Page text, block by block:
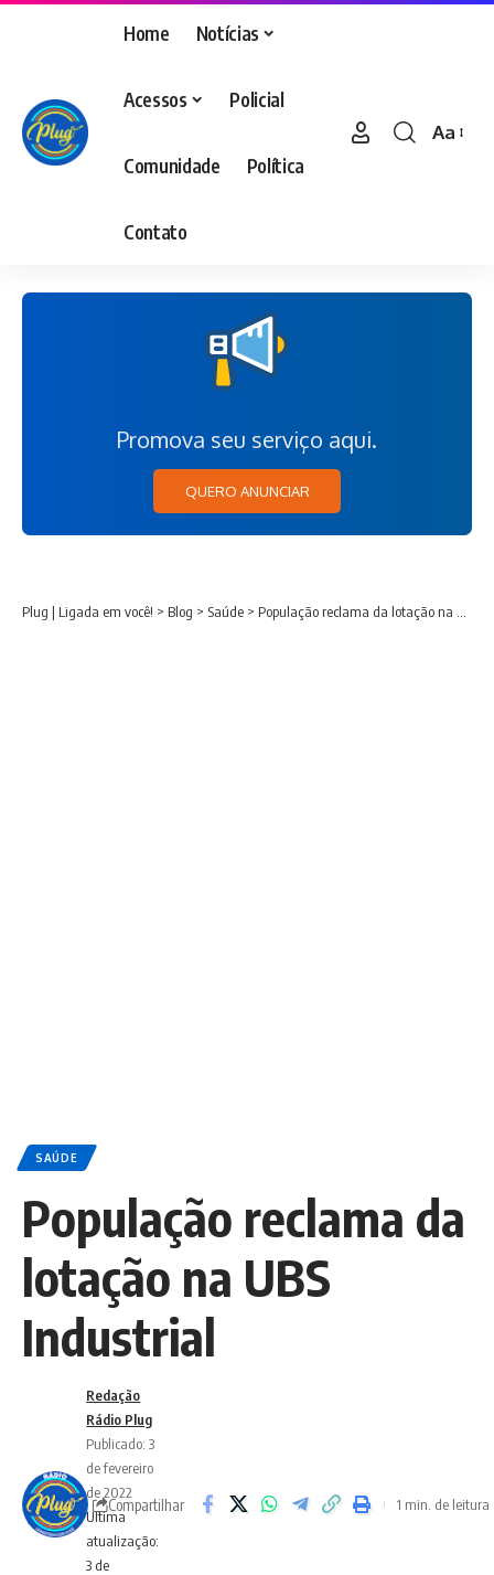
Home Notícias
Acessos Policial
Comunidade Política
Contato
Aa
Promova seu serviço aqui.
QUERO ANUNCIAR
Plug | Ligada em você! > Blog > Saúde > População reclama da lotação na UBS Industrial
SAÚDE
População reclama da
lotação na UBS
Industrial
Ultima
atualização:
3 de
Redação
Rádio Plug
Publicado: 3
de fevereiro
de 2022
Compartilhar 1 min. de leitura